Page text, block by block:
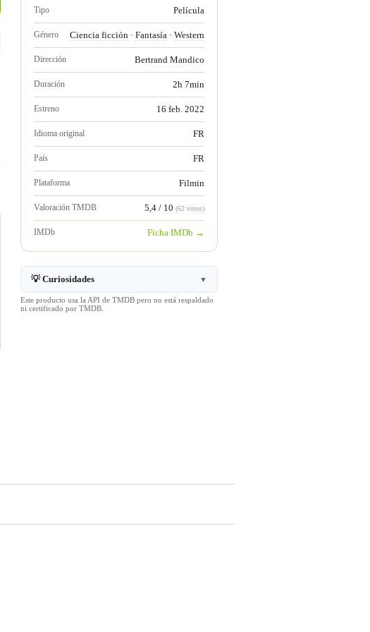
Tipo Película
Género Ciencia ficción · Fantasía · Western
Dirección Bertrand Mandico
Duración 2h 7min
Estreno 16 feb. 2022
Idioma original FR
País FR
Plataforma Filmin
Valoración TMDB 5,4 / 10 (62 votos)
IMDb Ficha IMDb →
💡 Curiosidades ▼
Este producto usa la API de TMDB pero no está respaldado
ni certificado por TMDB.